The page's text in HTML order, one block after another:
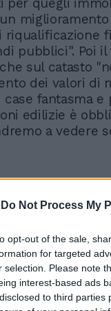
Do Not Process My
opt-out of the sale,
for targeted
selection. Please note
interest-based ads
to third
per quegli
riqualificazione
pubblici". Poi
sul catasto
dei valori di
case fantasma
edilizie è
a vedere
Da